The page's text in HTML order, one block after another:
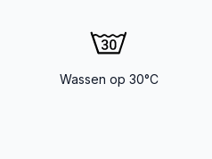
Wassen op 30°C